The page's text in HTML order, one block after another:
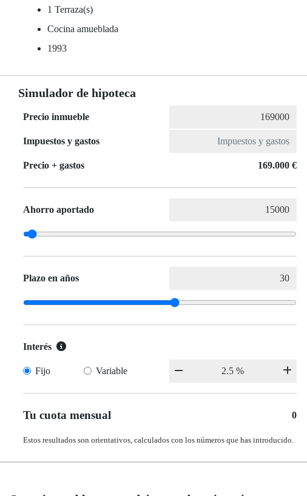
1 Terraza(s)
Cocina amueblada
1993
Simulador de hipoteca
Precio inmueble
Impuestos y gastos
Precio + gastos 169.000 €
Ahorro aportado
Plazo en años
Interés
Fijo Variable
Tu cuota mensual 0
Estos resultados son orientativos, calculados con los números que has introducido.